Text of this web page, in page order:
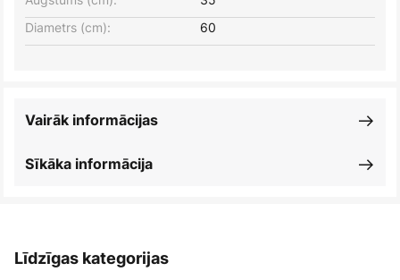
Diametrs (cm):
60
Sīkāka informācija
Vairāk informācijas
Līdzīgas kategorijas